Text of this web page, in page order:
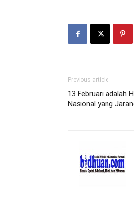
Previous article
13 Februari adalah
Nasional yang